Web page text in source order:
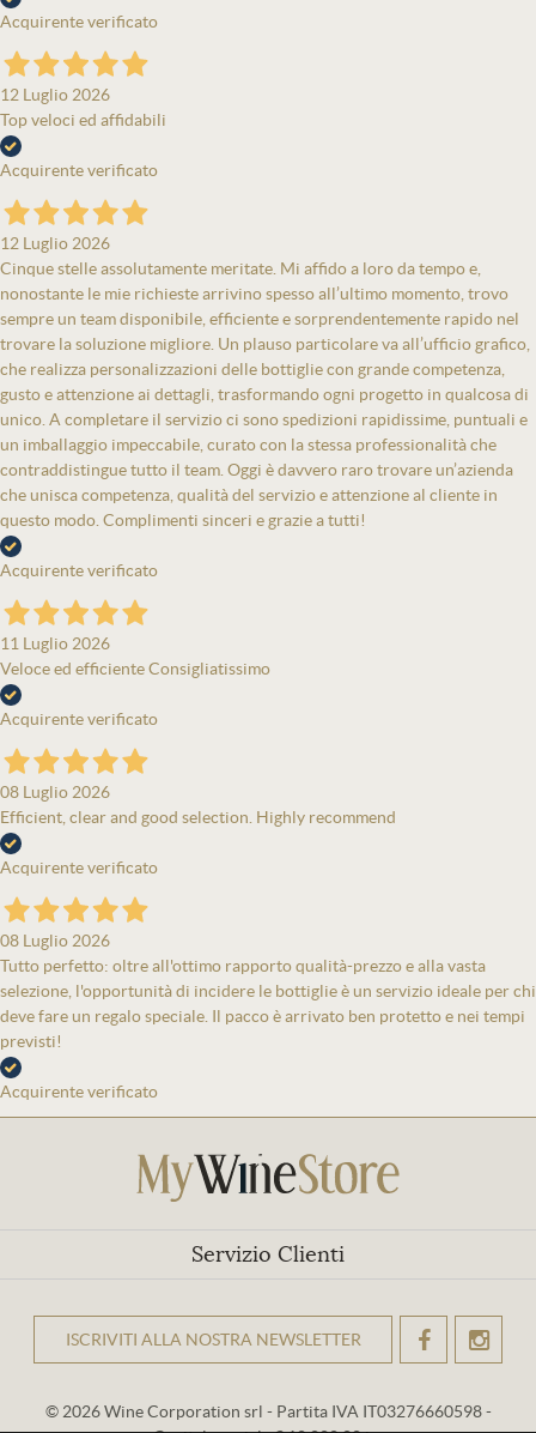
Acquirente verificato
12 Luglio 2026
Top veloci ed affidabili
Acquirente verificato
12 Luglio 2026
Cinque stelle assolutamente meritate. Mi affido a loro da tempo e,
nonostante le mie richieste arrivino spesso all’ultimo momento, trovo
sempre un team disponibile, efficiente e sorprendentemente rapido nel
trovare la soluzione migliore. Un plauso particolare va all’ufficio grafico,
che realizza personalizzazioni delle bottiglie con grande competenza,
gusto e attenzione ai dettagli, trasformando ogni progetto in qualcosa di
unico. A completare il servizio ci sono spedizioni rapidissime, puntuali e
un imballaggio impeccabile, curato con la stessa professionalità che
contraddistingue tutto il team. Oggi è davvero raro trovare un’azienda
che unisca competenza, qualità del servizio e attenzione al cliente in
questo modo. Complimenti sinceri e grazie a tutti!
Acquirente verificato
11 Luglio 2026
Veloce ed efficiente Consigliatissimo
Acquirente verificato
08 Luglio 2026
Efficient, clear and good selection. Highly recommend
Acquirente verificato
08 Luglio 2026
Tutto perfetto: oltre all'ottimo rapporto qualità-prezzo e alla vasta
selezione, l'opportunità di incidere le bottiglie è un servizio ideale per chi
deve fare un regalo speciale. Il pacco è arrivato ben protetto e nei tempi
previsti!
Acquirente verificato
Servizio Clienti
ISCRIVITI ALLA NOSTRA NEWSLETTEROK
© 2026 Wine Corporation srl - Partita IVA IT03276660598 -